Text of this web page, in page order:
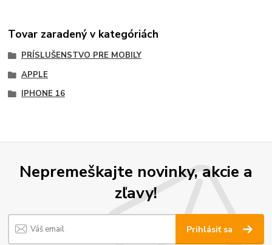
Tovar zaradený v kategóriách
PRÍSLUŠENSTVO PRE MOBILY
APPLE
IPHONE 16
Nepremeškajte novinky, akcie a
zľavy!
Prihlásiť sa